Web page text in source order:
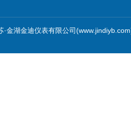
金湖金迪仪表有限公司